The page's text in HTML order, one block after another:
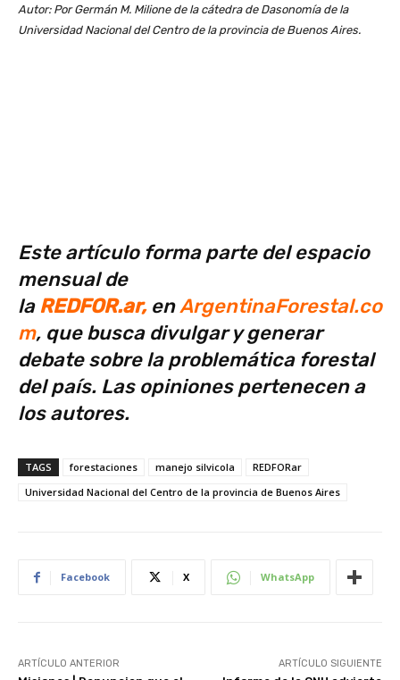
Autor: Por Germán M. Milione de la cátedra de Dasonomía de la
Universidad Nacional del Centro de la provincia de Buenos Aires.
Este artículo forma parte del espacio
mensual de
la REDFOR.ar,enArgentinaForestal.co
m, que busca divulgar y generar
debate sobre la problemática forestal
del país. Las opiniones pertenecen a
los autores.
TAGS forestaciones manejo silvicola
REDFORar
Universidad Nacional del Centro de la provincia de Buenos Aires
Facebook X WhatsApp
ARTÍCULO ANTERIOR ARTÍCULO SIGUIENTE